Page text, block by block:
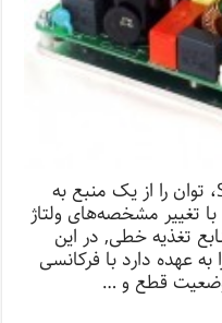
مانند سایر منابع تغذیه یک SMPS، توان را از یک منبع به
تغییر مشخصه‌های ولتاژ
تغذیه خطی, در این
عهده دارد با فرکانسی